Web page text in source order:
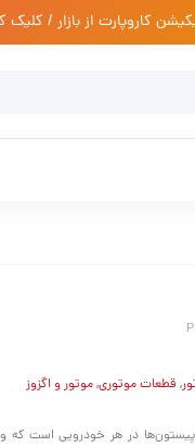
کاروپارت از بازار / کلیک
, قطعات موتوری,موتور و اگزوز
در هر خودرویی است که